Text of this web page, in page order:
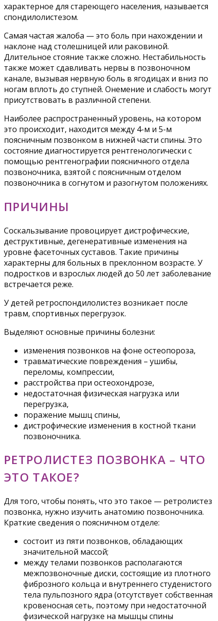
характерное для стареющего населения, называется
спондилолистезом.
Самая частая жалоба — это боль при нахождении и
наклоне над столешницей или раковиной.
Длительное стояние также сложно. Нестабильность
также может сдавливать нервы в позвоночном
канале, вызывая нервную боль в ягодицах и вниз по
ногам вплоть до ступней. Онемение и слабость могут
присутствовать в различной степени.
Наиболее распространенный уровень, на котором
это происходит, находится между 4-м и 5-м
поясничным позвонком в нижней части спины. Это
состояние диагностируется рентгенологически с
помощью рентгенографии поясничного отдела
позвоночника, взятой с поясничным отделом
позвоночника в согнутом и разогнутом положениях.
ПРИЧИНЫ
Соскальзывание провоцирует дистрофические,
деструктивные, дегенеративные изменения на
уровне фасеточных суставов. Такие причины
характерны для больных в преклонном возрасте. У
подростков и взрослых людей до 50 лет заболевание
встречается реже.
У детей ретроспондилолистез возникает после
травм, спортивных перегрузок.
Выделяют основные причины болезни:
изменения позвонков на фоне остеопороза,
травматические повреждения – ушибы,
переломы, компрессии,
расстройства при остеохондрозе,
недостаточная физическая нагрузка или
перегрузка,
поражение мышц спины,
дистрофические изменения в костной ткани
позвоночника.
РЕТРОЛИСТЕЗ ПОЗВОНКА – ЧТО
ЭТО ТАКОЕ?
Для того, чтобы понять, что это такое — ретролистез
позвонка, нужно изучить анатомию позвоночника.
Краткие сведения о поясничном отделе:
состоит из пяти позвонков, обладающих
значительной массой;
между телами позвонков располагаются
межпозвоночные диски, состоящие из плотного
фиброзного кольца и внутреннего студенистого
тела пульпозного ядра (отсутствует собственная
кровеносная сеть, поэтому при недостаточной
физической нагрузке на мышцы спины